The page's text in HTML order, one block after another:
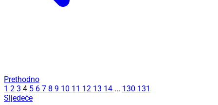
Prethodno
1 2 3 4 5 6 7 8 9 10 11 12 13 14 ... 130 131
Sljedeće